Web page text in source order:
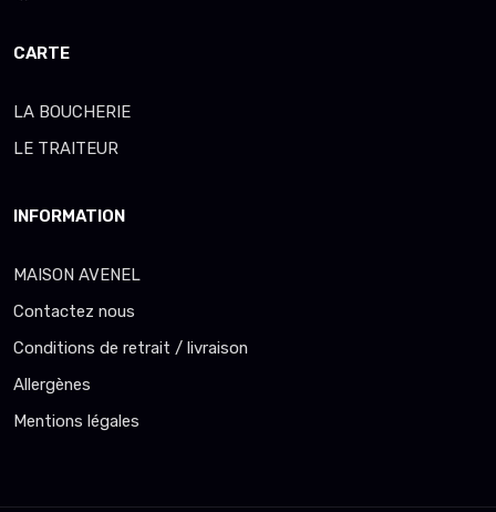
CARTE
LA BOUCHERIE
LE TRAITEUR
INFORMATION
MAISON AVENEL
Contactez nous
Conditions de retrait / livraison
Allergènes
Mentions légales